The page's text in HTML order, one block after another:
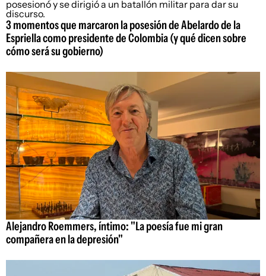
3 momentos que marcaron la posesión de Abelardo de la
Espriella como presidente de Colombia (y qué dicen sobre
cómo será su gobierno)
Alejandro Roemmers, íntimo: "La poesía fue mi gran
compañera en la depresión"